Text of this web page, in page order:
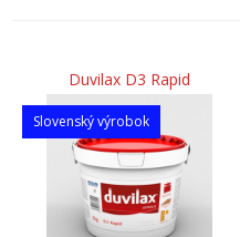
Duvilax D3 Rapid
Slovenský výrobok